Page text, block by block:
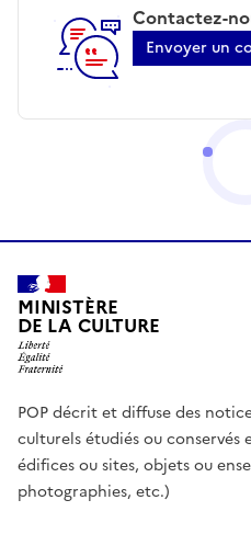
Contactez-
Envoyer un
MINISTÈRE
DE LA CULTURE
POP décrit et diffuse des
culturels étudiés ou
édifices ou sites, objets ou
photographies, etc.)